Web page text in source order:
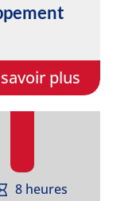
plus
8 heures